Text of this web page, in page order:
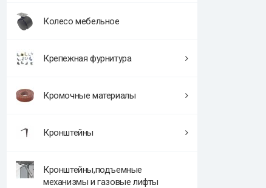
Колесо мебельное
Крепежная фурнитура
Кромочные материалы
Кронштейны
Кронштейны,подъемные
механизмы и газовые лифты